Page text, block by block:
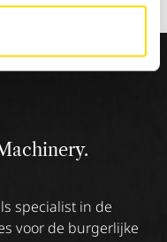
specialist in de
voor de burgerlijke